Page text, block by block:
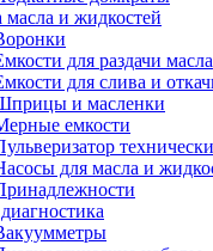
масла и жидкостей
для раздачи масла
для слива и
и масленки
емкости
для масла и